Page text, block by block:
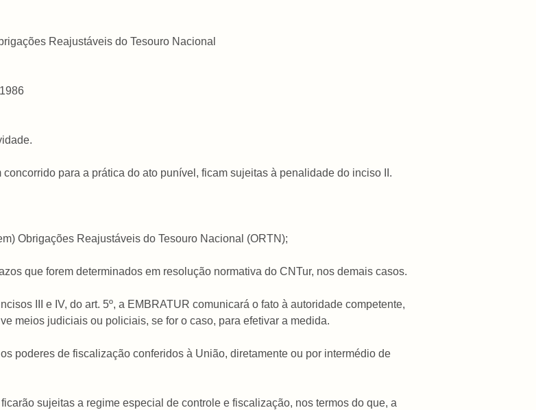
Reajustáveis do Tesouro Nacional
para a prática do ato punível, ficam sujeitas à penalidade do inciso II.
Obrigações Reajustáveis do Tesouro Nacional (ORTN);
que forem determinados em resolução normativa do CNTur, nos demais casos.
III e IV, do art. 5º, a EMBRATUR comunicará o fato à autoridade competente,
meios judiciais ou policiais, se for o caso, para efetivar a medida.
poderes de fiscalização conferidos à União, diretamente ou por intermédio de
sujeitas a regime especial de controle e fiscalização, nos termos do que, a